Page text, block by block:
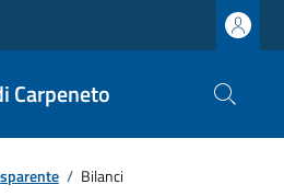
Carpeneto
/ Bilanci